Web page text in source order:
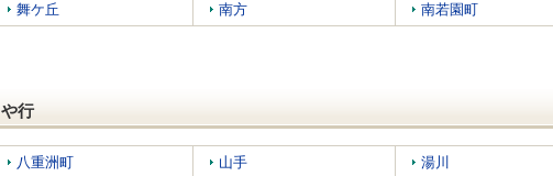
舞ケ丘 南方 南若園町
や行
八重洲町 山手 湯川